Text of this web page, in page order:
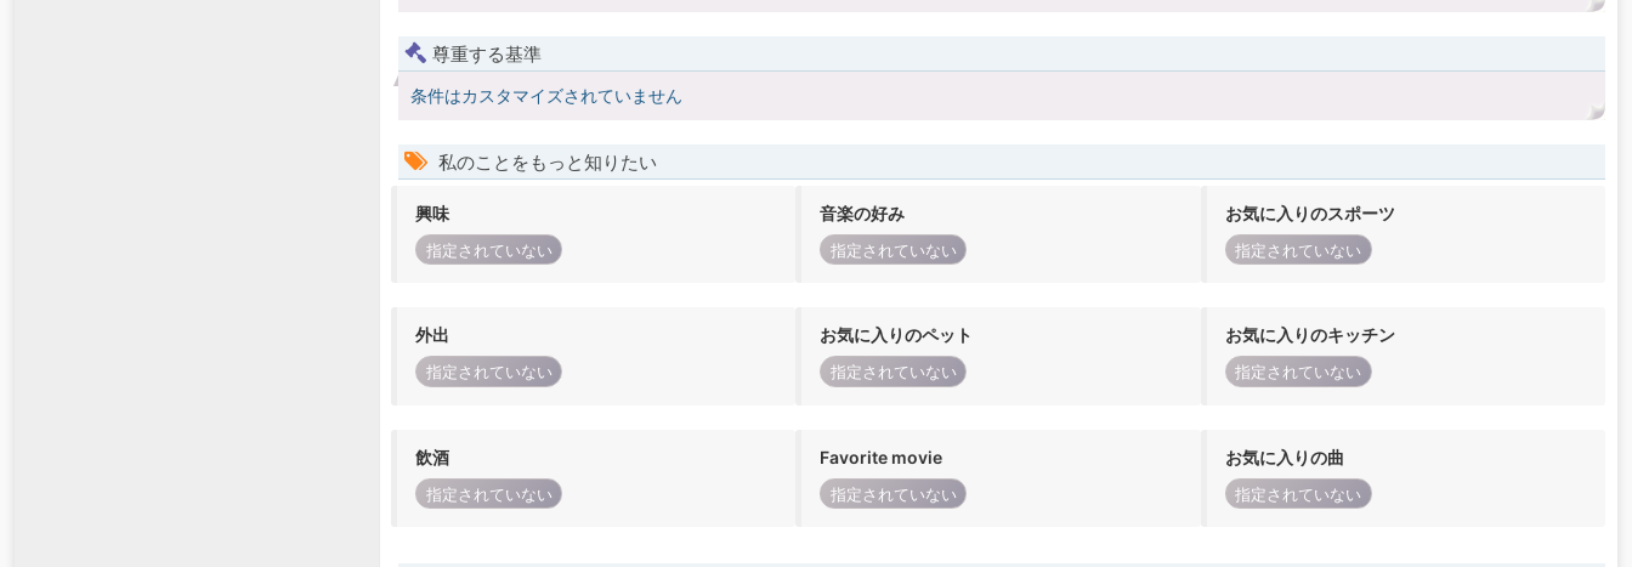
尊重する基準
条件はカスタマイズされていません
私のことをもっと知りたい
興味
指定されていない
音楽の好み
指定されていない
お気に入りのスポーツ
指定されていない
外出
指定されていない
お気に入りのペット
指定されていない
お気に入りのキッチン
指定されていない
飲酒
指定されていない
Favorite movie
指定されていない
お気に入りの曲
指定されていない